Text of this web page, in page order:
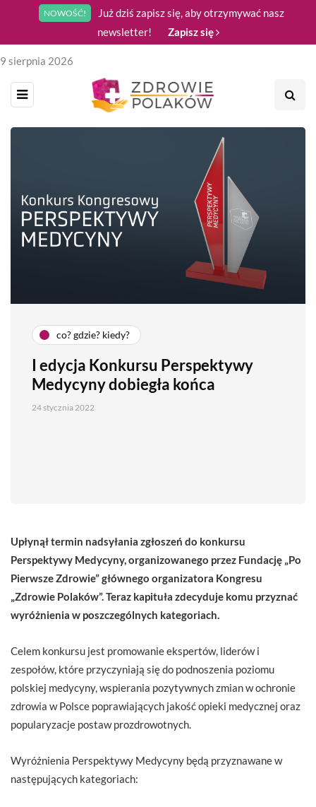
NOWOŚĆ!
Już dziś zapisz się, aby otrzymywać nasz
newsletter!
Zapisz się
9 sierpnia 2026
co? gdzie? kiedy?
I edycja Konkursu Perspektywy
Medycyny dobiegła końca
24 stycznia 2022
Upłynął termin nadsyłania zgłoszeń do konkursu
Perspektywy Medycyny, organizowanego przez Fundację „Po
Pierwsze Zdrowie” głównego organizatora Kongresu
„Zdrowie Polaków”. Teraz kapituła zdecyduje komu przyznać
wyróżnienia w poszczególnych kategoriach.
Celem konkursu jest promowanie ekspertów, liderów i
zespołów, które przyczyniają się do podnoszenia poziomu
polskiej medycyny, wspierania pozytywnych zmian w ochronie
zdrowia w Polsce poprawiających jakość opieki medycznej oraz
popularyzacje postaw prozdrowotnych.
Wyróżnienia Perspektywy Medycyny będą przyznawane w
następujących kategoriach: